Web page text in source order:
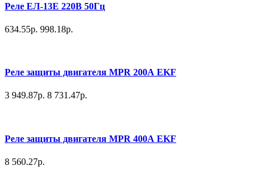
Реле ЕЛ-13Е 220В 50Гц
634.55р. 998.18р.
Реле защиты двигателя MPR 200А EKF
3 949.87р. 8 731.47р.
Реле защиты двигателя MPR 400А EKF
8 560.27р.